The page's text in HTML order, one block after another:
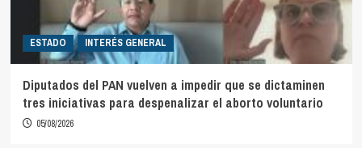
ESTADO INTERÉS GENERAL
Diputados del PAN vuelven a impedir que se dictaminen
tres iniciativas para despenalizar el aborto voluntario
05/08/2026